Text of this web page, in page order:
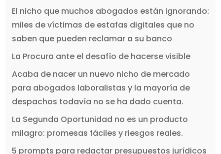
El nicho que muchos abogados están ignorando:
miles de víctimas de estafas digitales que no
saben que pueden reclamar a su banco
La Procura ante el desafío de hacerse visible
Acaba de nacer un nuevo nicho de mercado
para abogados laboralistas y la mayoría de
despachos todavía no se ha dado cuenta.
La Segunda Oportunidad no es un producto
milagro: promesas fáciles y riesgos reales.
5 prompts para redactar presupuestos jurídicos